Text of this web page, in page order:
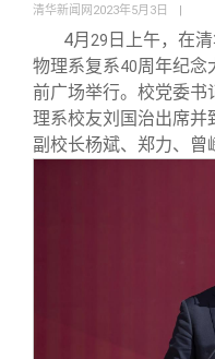
院系
专业
西南
捐赠
捐赠
义工
《清
《水
新媒
百年清华
清华
青春
校友
校友服务
信息
三创
总会
会长
清华新闻网2023年5月3日
|
4月 29 日上午，在
物理系复系40周年纪念
前广场举行。校党委书
理系校友刘国治出席并
副校长杨斌、郑力、曾